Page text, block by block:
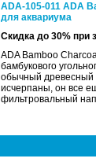
ADA-105-011 ADA
для аквариума
Скидка до 30% при
ADA Bamboo
бамбукового
обычный древесный
исчерпаны, он все
фильтровальный